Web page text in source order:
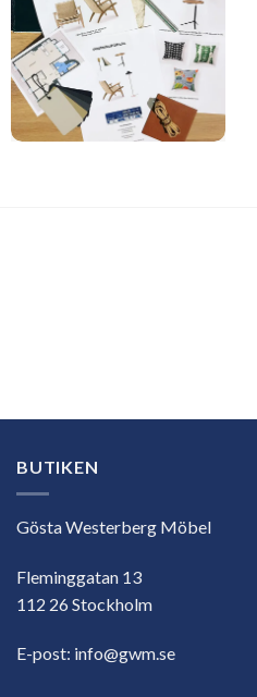
BUTIKEN
Gösta Westerberg Möbel
Fleminggatan 13
112 26 Stockholm
E-post: info@gwm.se